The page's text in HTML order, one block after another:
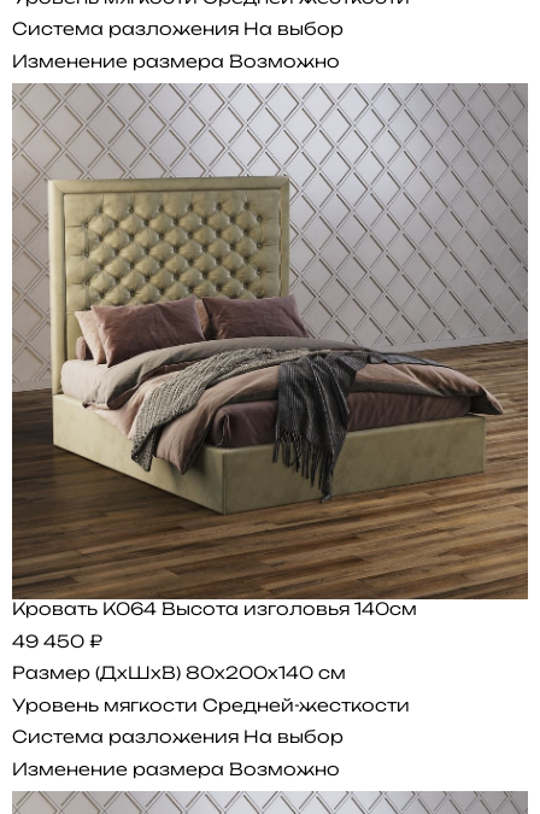
Система разложения На выбор
Изменение размера Возможно
Кровать K064 Высота изголовья 140см
49 450 ₽
Размер (ДхШхВ) 80x200x140 см
Уровень мягкости Средней-жесткости
Система разложения На выбор
Изменение размера Возможно